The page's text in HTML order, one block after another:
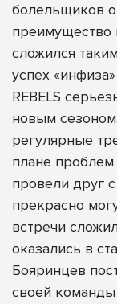
болельщиков
сложился
успех
REBELS
новым
регулярные
плане
провели друг
прекрасно
встречи
оказались в
Бояринцев
своей